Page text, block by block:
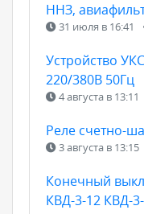
ННЗ,
31 июля в 16:41
Устройство
220/380В 50Гц
4 августа в 13:11
Реле счетно-
3 августа в 13:15
Конечный
КВД-3-12 КВД-